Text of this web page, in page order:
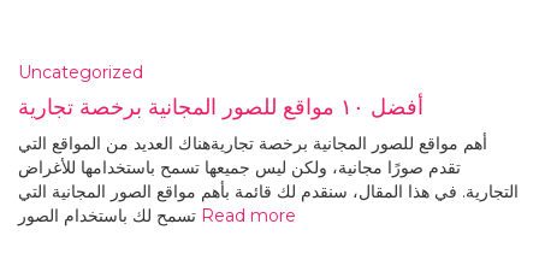
Uncategorized
أفضل ١٠ مواقع للصور المجانية برخصة تجارية
أهم مواقع للصور المجانية برخصة تجاريةهناك العديد من المواقع التي
تقدم صورًا مجانية، ولكن ليس جميعها تسمح باستخدامها للأغراض
التجارية. في هذا المقال، سنقدم لك قائمة بأهم مواقع الصور المجانية التي
تسمح لك باستخدام الصور Read more